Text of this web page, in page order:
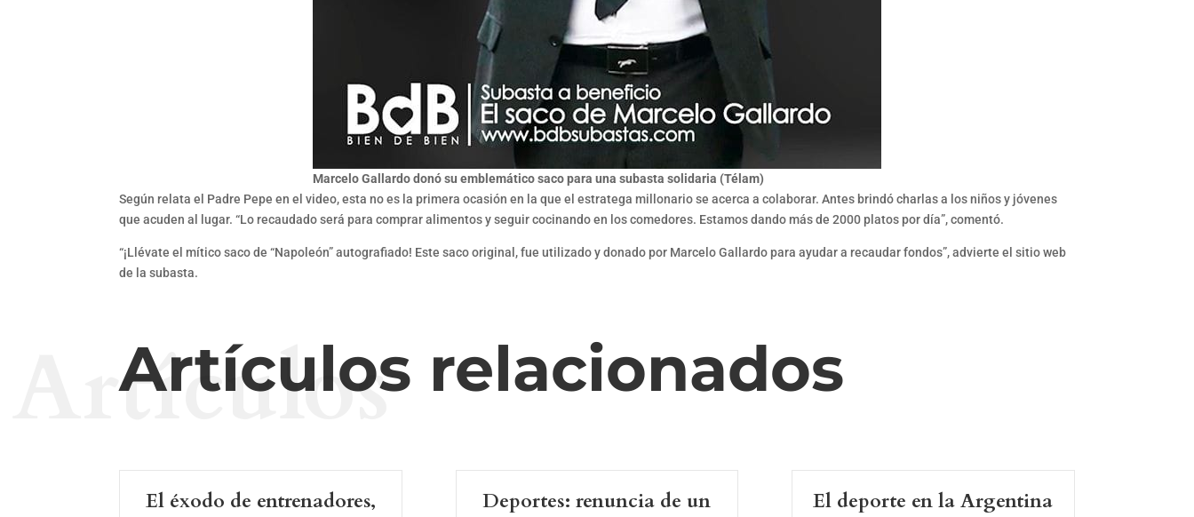
Marcelo Gallardo donó su emblemático saco para una subasta solidaria (Télam)
Según relata el Padre Pepe en el video, esta no es la primera ocasión en la que el estratega millonario se acerca a colaborar. Antes brindó charlas a los niños y jóvenes
que acuden al lugar. “Lo recaudado será para comprar alimentos y seguir cocinando en los comedores. Estamos dando más de 2000 platos por día”, comentó.
“¡Llévate el mítico saco de “Napoleón” autografiado! Este saco original, fue utilizado y donado por Marcelo Gallardo para ayudar a recaudar fondos”, advierte el sitio web
de la subasta.
Artículos relacionados
Artículos
El éxodo de entrenadores,
Deportes: renuncia de un
El deporte en la Argentina